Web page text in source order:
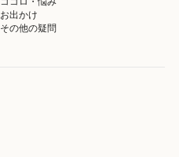
お出かけ
その他の疑問